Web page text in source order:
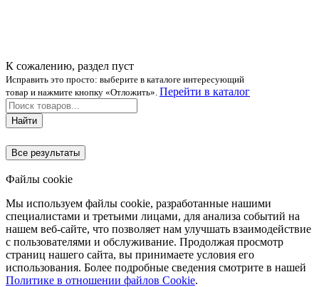
К сожалению, раздел пуст
Исправить это просто: выберите в каталоге интересующий
товар и нажмите кнопку «Отложить». Перейти в каталог
Найти
Все результаты
Файлы cookie
Мы используем файлы cookie, разработанные нашими
специалистами и третьими лицами, для анализа событий на
нашем веб-сайте, что позволяет нам улучшать взаимодействие
с пользователями и обслуживание. Продолжая просмотр
страниц нашего сайта, вы принимаете условия его
использования. Более подробные сведения смотрите в нашей
Политике в отношении файлов Cookie.